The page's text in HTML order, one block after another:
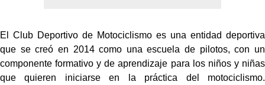
El Club Deportivo de Motociclismo es una entidad deportiva
que se creó en 2014 como una escuela de pilotos, con un
componente formativo y de aprendizaje para los niños y niñas
que quieren iniciarse en la práctica del motociclismo.